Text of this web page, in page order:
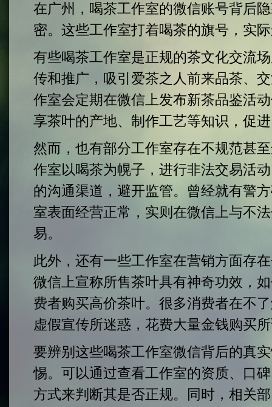
在广州，喝茶工作室的微信账号背后
密。这些工作室打着喝茶的旗号，实
有些喝茶工作室是正规的茶文化交流
传和推广，吸引爱茶之人前来品茶、
作室会定期在微信上发布新茶品鉴活
享茶叶的产地、制作工艺等知识，促
然而，也有部分工作室存在不规范甚
作室以喝茶为幌子，进行非法交易活
的沟通渠道，避开监管。曾经就有警
室表面经营正常，实则在微信上与不
易。
此外，还有一些工作室在营销方面存
微信上宣称所售茶叶具有神奇功效，
费者购买高价茶叶。很多消费者在不
虚假宣传所迷惑，花费大量金钱购买所
要辨别这些喝茶工作室微信背后的真
惕。可以通过查看工作室的资质、口
方式来判断其是否正规。同时，相关